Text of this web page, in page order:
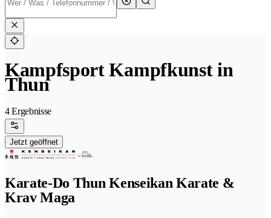
Kampfsport Kampfkunst in
Thun
4 Ergebnisse
Jetzt geöffnet
Karate-Do Thun Kenseikan Karate &
Krav Maga